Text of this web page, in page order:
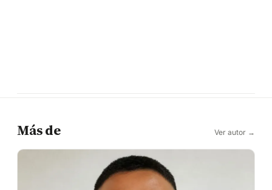
Más de Ver autor →